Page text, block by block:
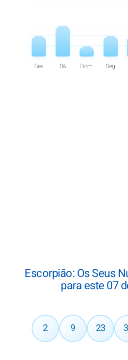
Sex Sá Dom Seg
Escorpião: Os Seus
para este 07
2 9 23